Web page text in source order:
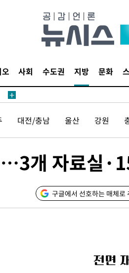
사회 수도권 지방 문화
대전/충남 울산 강원
개 자료실
구글에서 선호하는 매체로